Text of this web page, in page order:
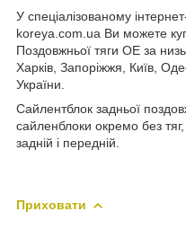
У спеціалізованому
koreya.com.ua Ви можете
Поздовжньої тяги OE за
Харків, Запоріжжя, Київ,
України.
Сайлентблок задньої
сайленблоки окремо без
задній і передній.
Приховати